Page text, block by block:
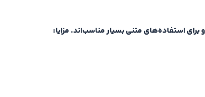
استفاده‌های متنی بسیار مناسب‌اند. مزایا: